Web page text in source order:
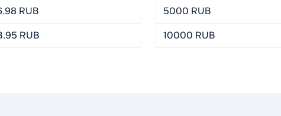
RUB
RUB
5000 RUB
10000 RUB